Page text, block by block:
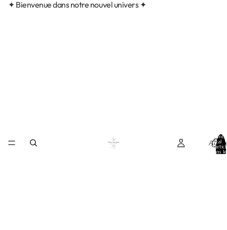
✦ Bienvenue dans notre nouvel univers ✦
total
dans le